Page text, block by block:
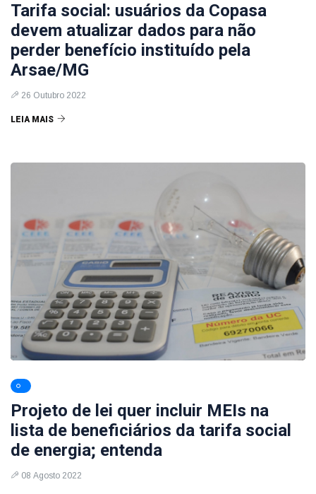
Tarifa social: usuários da Copasa
devem atualizar dados para não
perder benefício instituído pela
Arsae/MG
26 Outubro 2022
LEIA MAIS
Projeto de lei quer incluir MEIs na
lista de beneficiários da tarifa social
de energia; entenda
08 Agosto 2022